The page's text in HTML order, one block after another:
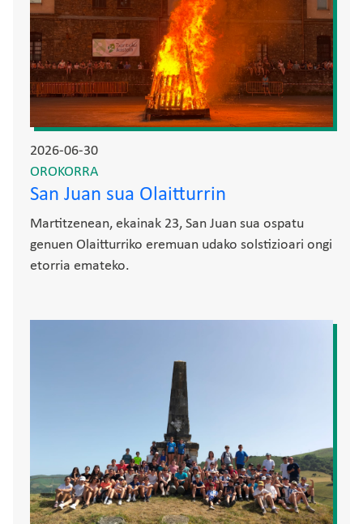
2026-06-30
OROKORRA
San Juan sua Olaitturrin
Martitzenean, ekainak 23, San Juan sua ospatu
genuen Olaitturriko eremuan udako solstizioari ongi
etorria emateko.